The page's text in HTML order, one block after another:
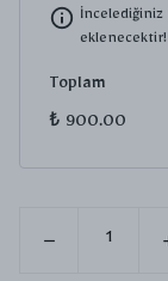
eklenecektir!
Toplam
₺ 900.00